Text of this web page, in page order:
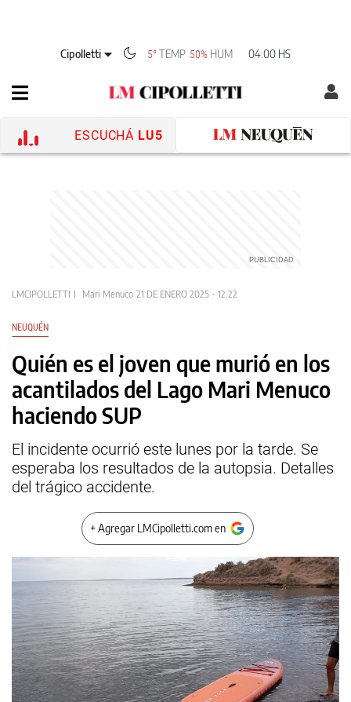
Cipolletti 5°TEMP 50% HUM 04:00 HS
ESCUCHÁ LU5
LMCIPOLLETTI Mari Menuco 21 DE ENERO 2025 - 12:22
NEUQUÉN
Quién es el joven que murió en los
acantilados del Lago Mari Menuco
haciendo SUP
El incidente ocurrió este lunes por la tarde. Se
esperaba los resultados de la autopsia. Detalles
del trágico accidente.
+ Agregar LMCipolletti.com en